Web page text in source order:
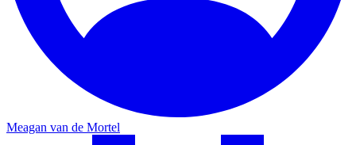
Meagan van de Mortel